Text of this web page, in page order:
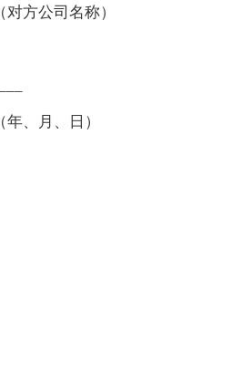
方公司名称）
年、月、日）